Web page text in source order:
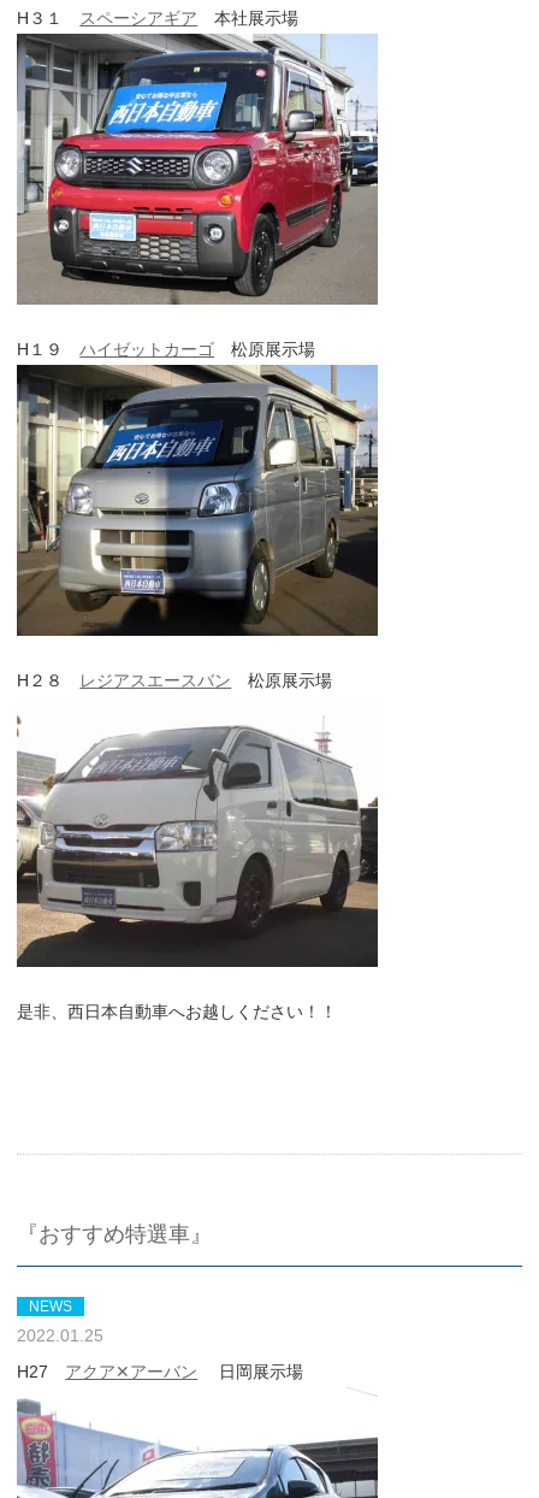
H３１ スペーシアギア 本社展示場
H１９ハイゼットカーゴ 松原展示場
H２８ レジアスエースバン 松原展示場
是非、西日本自動車へお越しください！！
『おすすめ特選車』
NEWS
2022.01.25
H27 アクア✕アーバン 日岡展示場